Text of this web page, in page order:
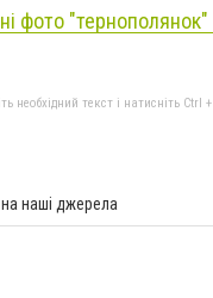
фото
необхідний текст і натисніть Ctrl
на наші джерела